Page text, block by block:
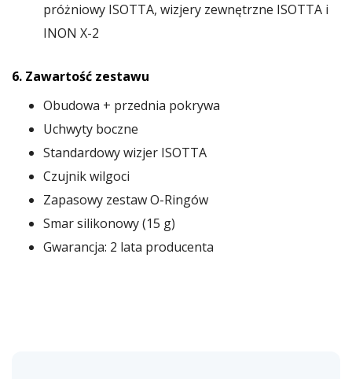
próżniowy ISOTTA, wizjery zewnętrzne ISOTTA i
INON X-2
6. Zawartość zestawu
Obudowa + przednia pokrywa
Uchwyty boczne
Standardowy wizjer ISOTTA
Czujnik wilgoci
Zapasowy zestaw O-Ringów
Smar silikonowy (15 g)
Gwarancja: 2 lata producenta